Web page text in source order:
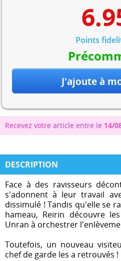
Points
Recevez votre article entre le 14/
DESCRIPTION
Face à des ravisseurs
s'adonnent à leur travail
dissimulé ! Tandis qu'elle se
hameau, Reirin découvre
Unran à orchestrer
Toutefois, un nouveau
chef de garde les a retrouvés !